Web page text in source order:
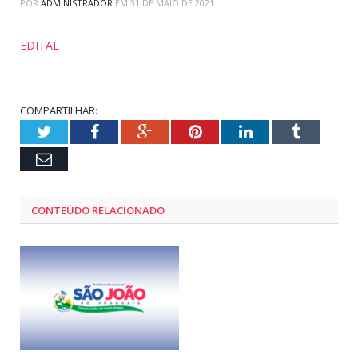
POR ADMINISTRADOR EM 31 DE MAIO DE 2021
EDITAL
COMPARTILHAR:
TwitterFacebookGoogle+PinterestLinkedInTumblr
Email
CONTEÚDO RELACIONADO